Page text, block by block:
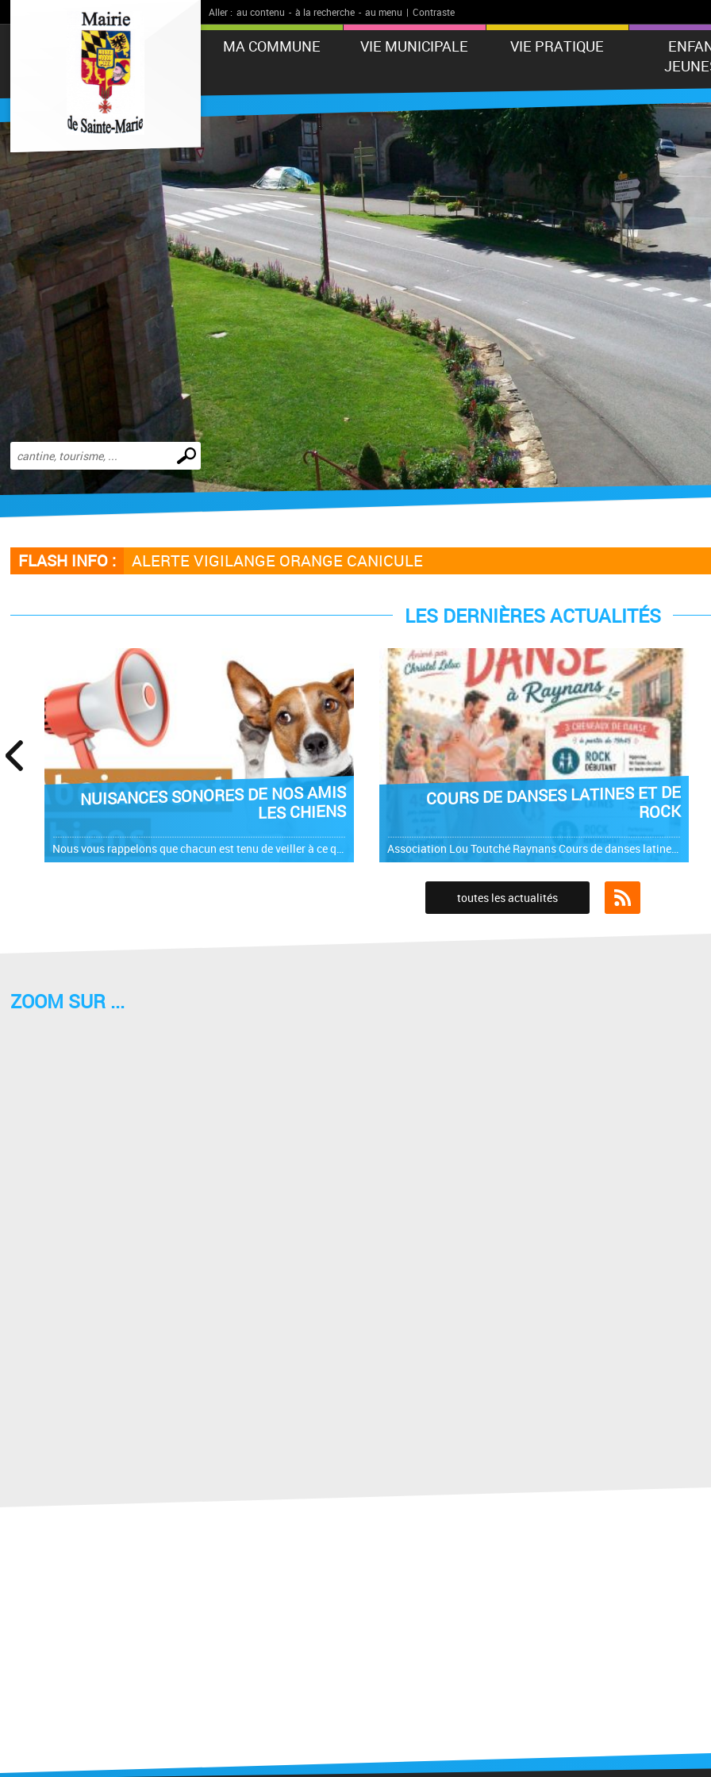
Aller : au contenu - à la recherche - au menu | Contraste
MA COMMUNE VIE MUNICIPALE VIE PRATIQUE
Effectuer
une
recherche
FLASH INFO : ALERTE VIGILANGE ORANGE CANICULE
LES DERNIÈRES ACTUALITÉS
NUISANCES SONORES DE NOS AMIS
LES CHIENS
COURS DE DANSES LATINES ET DE
ROCK
Association Lou Toutché Raynans Cours de danses latines et de rock à partir du 29 septembre ! Les mardis soirs à partir de 19h45 Affiche
toutes les actualités
ZOOM SUR ...